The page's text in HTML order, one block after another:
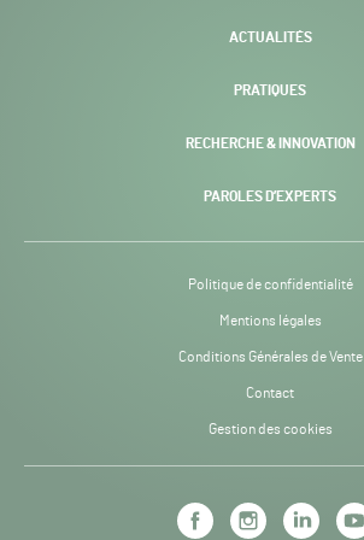
ACTUALITÉS
PRATIQUES
RECHERCHE & INNOVATION
PAROLES D’EXPERTS
Politique de confidentialité
Mentions légales
Conditions Générales de Vente
Contact
Gestion des cookies